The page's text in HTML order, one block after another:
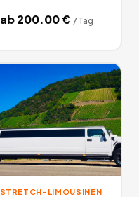
ab200.00€ / Tag
STRETCH-LIMOUSINEN